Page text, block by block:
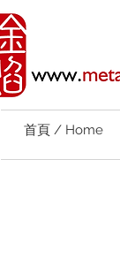
首頁 / Home